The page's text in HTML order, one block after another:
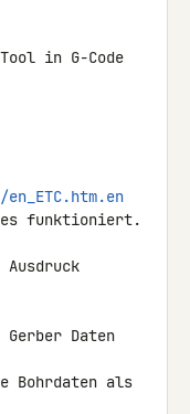
in G-Code
es funktioniert.
Daten
Bohrdaten als